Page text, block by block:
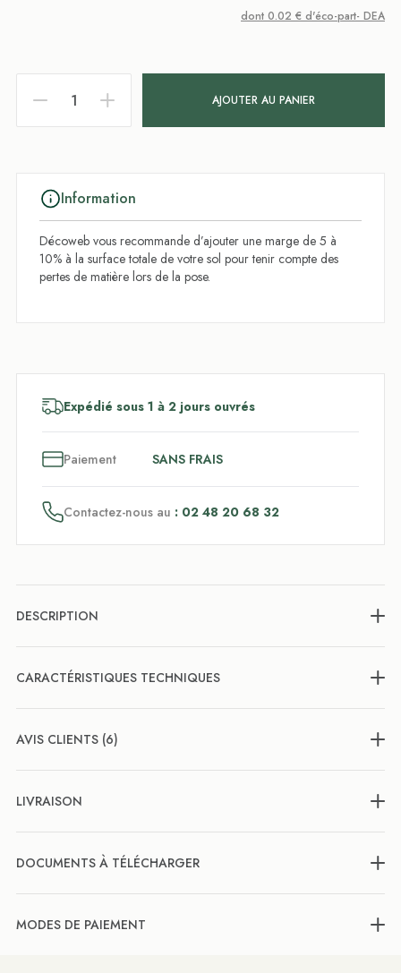
dont 0.02 € d'éco-part- DEA
AJOUTER AU PANIER
Information
Décoweb vous recommande d’ajouter une marge de 5 à
10% à la surface totale de votre sol pour tenir compte des
pertes de matière lors de la pose.
Expédié sous 1 à 2 jours ouvrés
Paiement SANS FRAIS
Contactez-nous au : 02 48 20 68 32
DESCRIPTION
CARACTÉRISTIQUES TECHNIQUES
AVIS CLIENTS (6)
LIVRAISON
DOCUMENTS À TÉLÉCHARGER
MODES DE PAIEMENT